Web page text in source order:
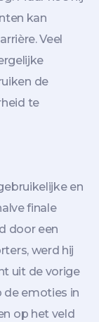
kan
Veel
de
te
en
finale
door een
werd hij
uit de vorige
de emoties in
op het veld